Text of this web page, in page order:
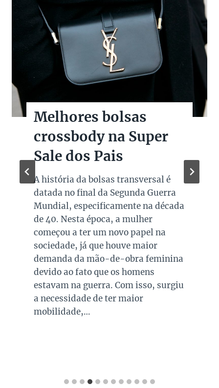
Melhores bolsas
crossbody na Super
Sale dos Pais
A história da bolsas transversal é
datada no final da Segunda Guerra
Mundial, especificamente na década
de 40. Nesta época, a mulher
começou a ter um novo papel na
sociedade, já que houve maior
demanda da mão-de-obra feminina
devido ao fato que os homens
estavam na guerra. Com isso, surgiu
a necessidade de ter maior
mobilidade,…